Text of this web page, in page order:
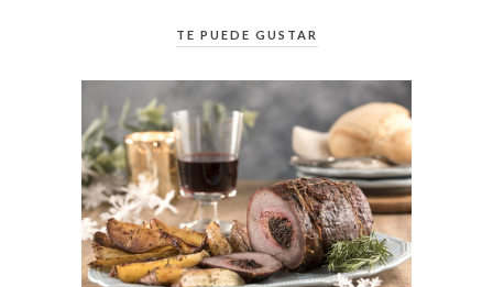
TE PUEDE GUSTAR